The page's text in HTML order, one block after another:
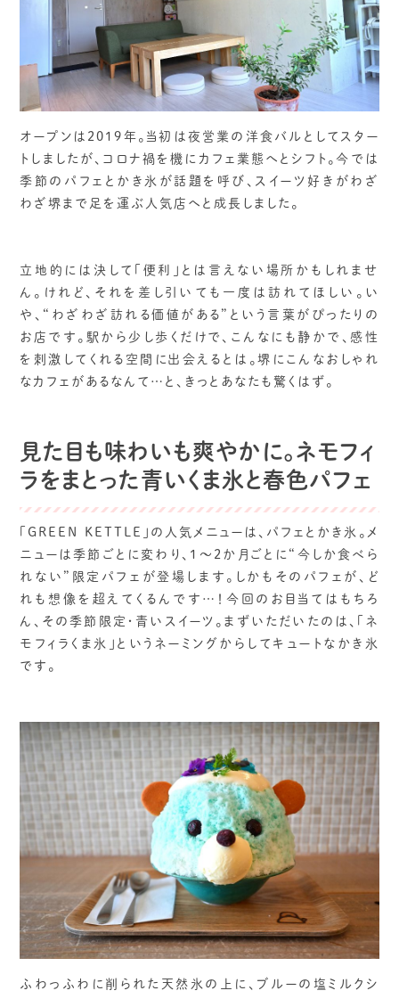
オープンは2019年。当初は夜営業の洋食バルとしてスター
トしましたが、コロナ禍を機にカフェ業態へとシフト。今では
季節のパフェとかき氷が話題を呼び、スイーツ好きがわざ
わざ堺まで足を運ぶ人気店へと成長しました。
立地的には決して「便利」とは言えない場所かもしれませ
ん。けれど、それを差し引いても一度は訪れてほしい。い
や、“わざわざ訪れる価値がある”という言葉がぴったりの
お店です。駅から少し歩くだけで、こんなにも静かで、感性
を刺激してくれる空間に出会えるとは。堺にこんなおしゃれ
なカフェがあるなんて…と、きっとあなたも驚くはず。
見た目も味わいも爽やかに。ネモフィ
ラをまとった青いくま氷と春色パフェ
「GREEN KETTLE」の人気メニューは、パフェとかき氷。メ
ニューは季節ごとに変わり、1〜2か月ごとに“今しか食べら
れない”限定パフェが登場します。しかもそのパフェが、ど
れも想像を超えてくるんです…！今回のお目当てはもちろ
ん、その季節限定・青いスイーツ。まずいただいたのは、「ネ
モフィラくま氷」というネーミングからしてキュートなかき氷
です。
ふわっふわに削られた天然氷の上に、ブルーの塩ミルクシ